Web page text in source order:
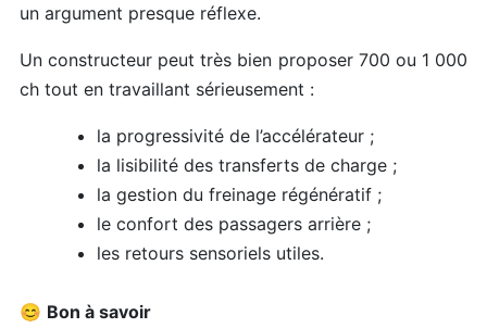
un argument presque réflexe.
Un constructeur peut très bien proposer 700 ou 1 000
ch tout en travaillant sérieusement :
la progressivité de l’accélérateur ;
la lisibilité des transferts de charge ;
la gestion du freinage régénératif ;
le confort des passagers arrière ;
les retours sensoriels utiles.
😊 Bon à savoir